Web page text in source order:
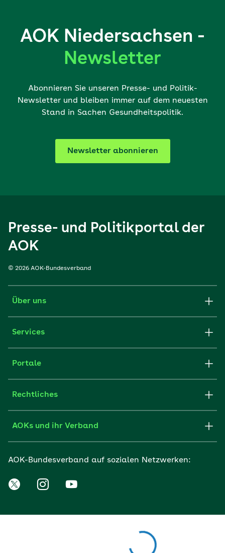
AOK Niedersachsen -
Newsletter
Abonnieren Sie unseren Presse- und Politik-
Newsletter und bleiben immer auf dem neuesten
Stand in Sachen Gesundheitspolitik.
Newsletter abonnieren
Presse- und Politikportal der
AOK
© 2026 AOK-Bundesverband
Über uns
Services
Portale
Rechtliches
AOKs und ihr Verband
AOK-Bundesverband auf sozialen Netzwerken: